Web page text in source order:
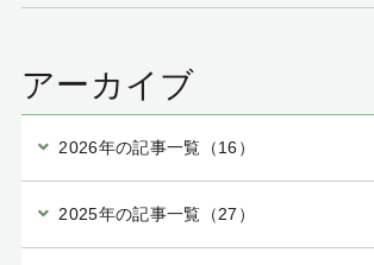
アーカイブ
2026年の記事一覧（16）
2025年の記事一覧（27）